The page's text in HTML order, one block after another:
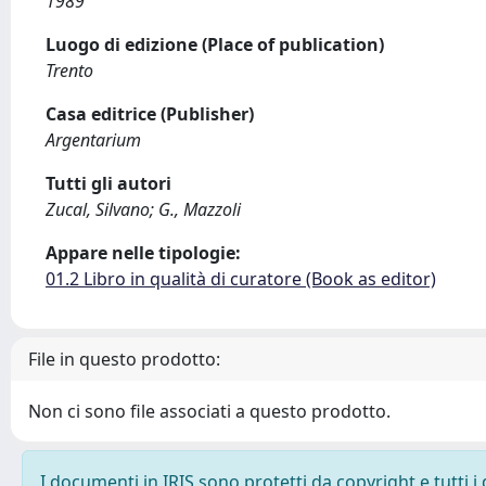
Luogo di edizione (Place of publication)
Trento
Casa editrice (Publisher)
Argentarium
Tutti gli autori
Zucal, Silvano; G., Mazzoli
Appare nelle tipologie:
01.2 Libro in qualità di curatore (Book as editor)
File in questo prodotto:
Non ci sono file associati a questo prodotto.